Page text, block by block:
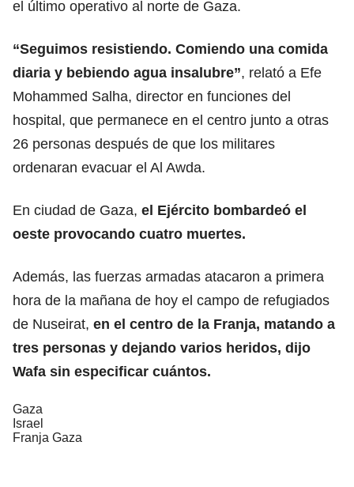
el último operativo al norte de Gaza.
“Seguimos resistiendo. Comiendo una comida
diaria y bebiendo agua insalubre”, relató a Efe
Mohammed Salha, director en funciones del
hospital, que permanece en el centro junto a otras
26 personas después de que los militares
ordenaran evacuar el Al Awda.
En ciudad de Gaza, el Ejército bombardeó el
oeste provocando cuatro muertes.
Además, las fuerzas armadas atacaron a primera
hora de la mañana de hoy el campo de refugiados
de Nuseirat, en el centro de la Franja, matando a
tres personas y dejando varios heridos, dijo
Wafa sin especificar cuántos.
Gaza
Israel
Franja Gaza